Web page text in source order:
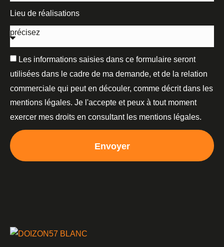
Lieu de réalisations
Les informations saisies dans ce formulaire seront
utilisées dans le cadre de ma demande, et de la relation
commerciale qui peut en découler, comme décrit dans les
mentions légales. Je l'accepte et peux à tout moment
exercer mes droits en consultant les mentions légales.
Envoyer